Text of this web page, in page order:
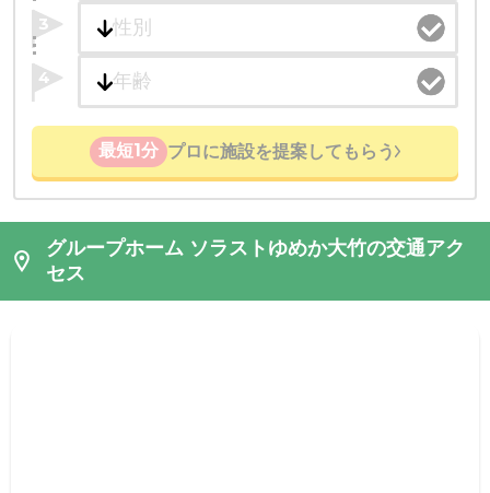
3
4
最短1分 プロに施設を提案してもらう
グループホーム ソラストゆめか大竹の交通アク
セス